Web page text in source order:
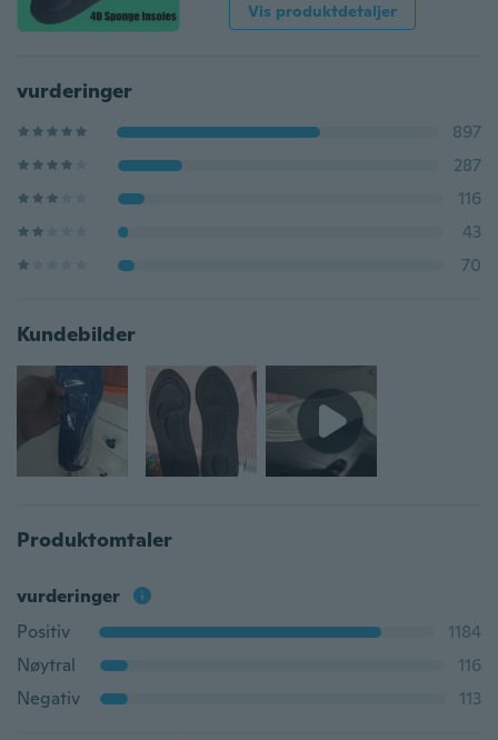
Vis produktdetaljer
vurderinger
897
287
116
43
70
Kundebilder
Produktomtaler
vurderinger
Positiv
1184
Nøytral
116
Negativ
113